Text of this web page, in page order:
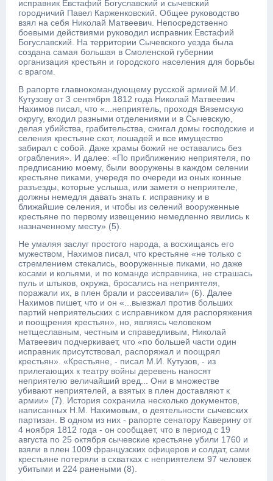
исправник Евстафий Богуславский и сычевский
городничий Павел Карженковский. Общее руководство
взял на себя Николай Матвеевич. Непосредственно
боевыми действиями руководил исправник Евстафий
Богуславский. На территории Сычевского уезда была
создана самая большая в Смоленской губернии
организация крестьян и городского населения для борьбы
с врагом.
В рапорте главнокомандующему русской армией М.И.
Кутузову от 3 сентября 1812 года Николай Матвеевич
Нахимов писал, что «...неприятель, проходя Вяземскую
округу, входил разными отделениями и в Сычевскую,
делая убийства, грабительства, сжигал домы господские и
селения крестьяне скот, лошадей и все имущество
забирал с собой. Даже храмы божий не оставались без
ограбления». И далее: «По приближению неприятеля, по
предписанию моему, были вооружены в каждом селении
крестьяне пиками, учередя по очереди из оных конные
разъезды, которые услыша, или заметя о неприятеле,
должны немедля давать знать г. исправнику и в
ближайшие селения, и чтобы из селений вооруженные
крестьяне по первому извещению немедленно явились к
назначенному месту» (5).
Не умаляя заслуг простого народа, а восхищаясь его
мужеством, Нахимов писал, что крестьяне «не только с
стремлением стекались, вооруженные пиками, но даже
косами и кольями, и по команде исправника, не страшась
пуль и штыков, окружа, бросались на неприятеля,
поражали их, в плен брали и рассеивали» (6). Далее
Нахимов пишет, что и он «...выезжал против больших
партий неприятельских с исправником для распоряжения
и поощрения крестьян», но, являясь человеком
нетщеславным, честным и справедливым, Николай
Матвеевич подчеркивает, что «по большей части один
исправник присутствовал, распоряжал и поощрял
крестьян». «Крестьяне, - писал М.И. Кутузов, - из
прилегающих к театру войны деревень наносят
неприятелю величайший вред... Они в множестве
убивают неприятелей, а взятых в плен доставляют к
армии» (7). История сохранила несколько документов,
написанных Н.М. Нахимовым, о деятельности сычевских
партизан. В одном из них - рапорте сенатору Каверину от
4 ноября 1812 года - он сообщает, что в период с 19
августа по 25 октября сычевские крестьяне убили 1760 и
взяли в плен 1009 французских офицеров и солдат, сами
крестьяне потеряли в схватках с неприятелем 97 человек
убитыми и 224 ранеными (8).